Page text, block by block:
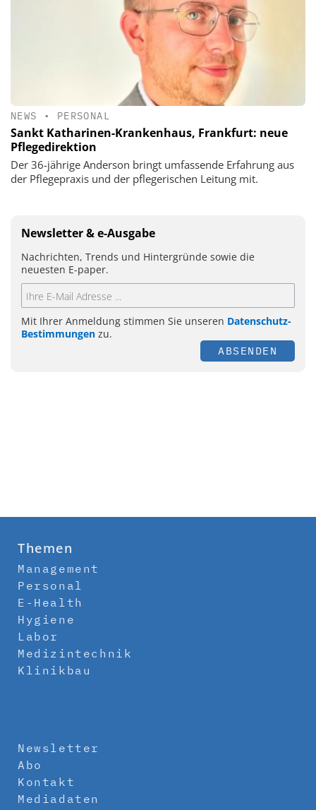
NEWS • PERSONAL
Sankt Katharinen-Krankenhaus, Frankfurt: neue
Pflegedirektion
Der 36-jährige Anderson bringt umfassende Erfahrung aus
der Pflegepraxis und der pflegerischen Leitung mit.
Newsletter & e-Ausgabe
Nachrichten, Trends und Hintergründe sowie die
neuesten E-paper.
Mit Ihrer Anmeldung stimmen Sie unseren Datenschutz-
Bestimmungen zu.
ABSENDEN
Themen
Management
Personal
E-Health
Hygiene
Labor
Medizintechnik
Klinikbau
Newsletter
Abo
Kontakt
Mediadaten